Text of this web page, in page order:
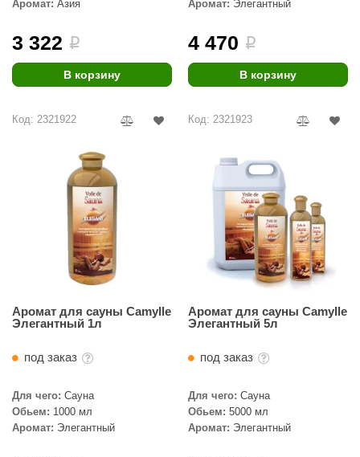
Аромат: Азия
3 322 i
В корзину
Аромат: Элегантный
4 470 i
В корзину
Код: 2321922
Аромат для сауны Camylle
Элегантный 1л
под заказ
Для чего: Сауна
Обьем: 1000 мл
Аромат: Элегантный
Код: 2321923
Аромат для сауны Camylle
Элегантный 5л
под заказ
Для чего: Сауна
Обьем: 5000 мл
Аромат: Элегантный